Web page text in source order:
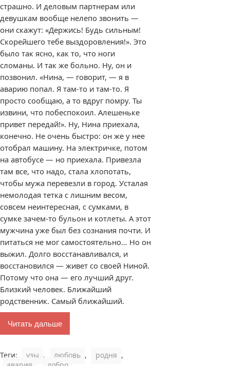
страшно. И деловым партнерам или
девушкам вообще нелепо звонить —
они скажут: «Держись! Будь сильным!
Скорейшего тебе выздоровления!». Это
было так ясно, как то, что ноги
сломаны. И так же больно. Ну, он и
позвонил. «Нина, — говорит, — я в
аварию попал. Я там-то и там-то. Я
просто сообщаю, а то вдруг помру. Ты
извини, что побеспокоил. Алешеньке
привет передай!». Ну, Нина приехала,
конечно. Не очень быстро: он же у нее
отобрал машину. На электричке, потом
на автобусе — но приехала. Привезла
там все, что надо, стала хлопотать,
чтобы мужа перевезли в город. Усталая
немолодая тетка с лишним весом,
совсем неинтересная, с сумками, в
сумке зачем-то бульон и котлеты. А этот
мужчина уже был без сознания почти. И
питаться не мог самостоятельно… Но он
выжил. Долго восстанавливался, и
восстановился — живет со своей Ниной.
Потому что она — его лучший друг.
Близкий человек. Ближайший
родственник. Самый ближайший.
Читать дальше
Теги: узы , любовь , родня ,